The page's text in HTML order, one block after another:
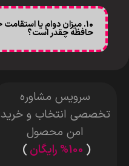
حافظه چقدر است؟
سرویس مشاوره
تخصصی انتخاب و خرید
امن محصول
( %100 رایگان )